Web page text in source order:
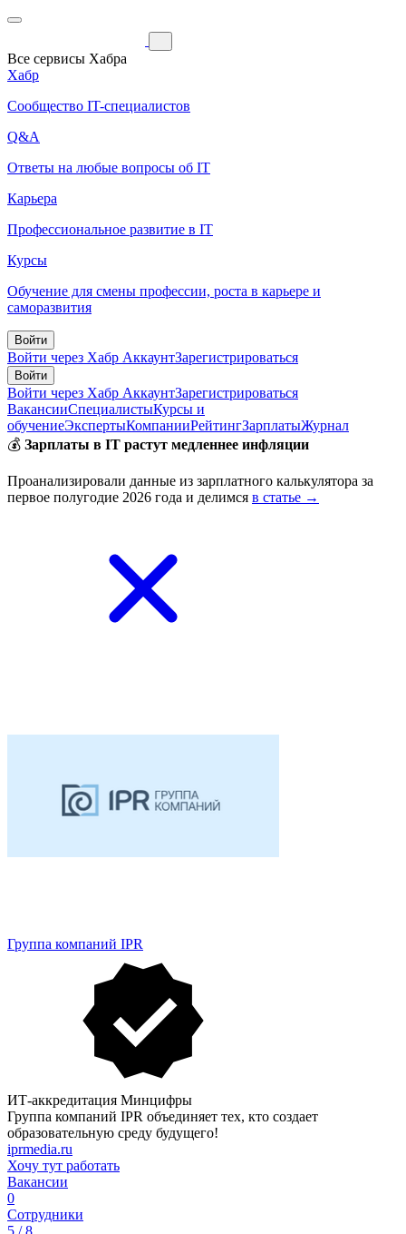
Все сервисы Хабра
Хабр
Сообщество IT-специалистов
Q&A
Ответы на любые вопросы об IT
Карьера
Профессиональное развитие в IT
Курсы
Обучение для смены профессии, роста в карьере и
саморазвития
Войти
Войти через Хабр АккаунтЗарегистрироваться
Войти
Войти через Хабр АккаунтЗарегистрироваться
ВакансииСпециалистыКурсы и
обучениеЭкспертыКомпанииРейтингЗарплатыЖурнал
💰 Зарплаты в IT растут медленнее инфляции
Проанализировали данные из зарплатного калькулятора за
первое полугодие 2026 года и делимся в статье →
Группа компаний IPR
ИТ-аккредитация Минцифры
Группа компаний IPR объединяет тех, кто создает
образовательную среду будущего!
iprmedia.ru
Хочу тут работать
Вакансии
0
Сотрудники
5 / 8